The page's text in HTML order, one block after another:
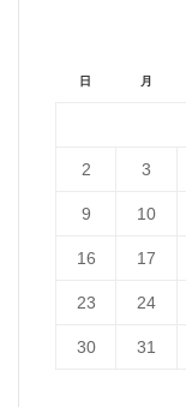
日 月
2 3
9 10
16 17
23 24
30
31